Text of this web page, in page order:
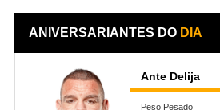
ANIVERSARIANTES DO DIA
Ante Delija
Peso Pesado